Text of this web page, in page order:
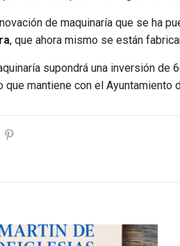
de maquinaría que se ha
, que ahora mismo se están
supondrá una inversión
que mantiene con el Ayuntamiento